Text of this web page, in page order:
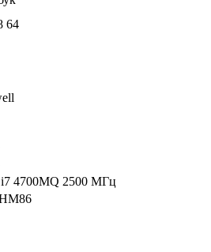
64
i7 4700MQ 2500 МГц